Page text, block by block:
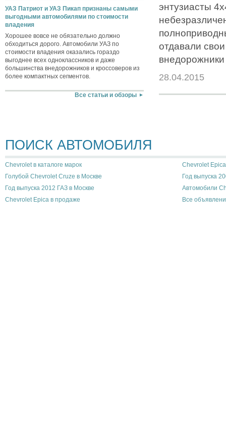
УАЗ Патриот и УАЗ Пикап признаны самыми
выгодными автомобилями по стоимости
владения
Хорошее вовсе не обязательно должно
обходиться дорого. Автомобили УАЗ по
стоимости владения оказались гораздо
выгоднее всех одноклассников и даже
большинства внедорожников и кроссоверов из
более компактных сегментов.
Все статьи и обзоры
энтузиасты
отдавали
28.04.2015
ПОИСК АВТОМОБИЛЯ
Chevrolet в каталоге марок
Chevrolet
Голубой Chevrolet Cruze в Москве
Год выпуска
Год выпуска 2012 ГАЗ в Москве
Автомобили
Chevrolet Epica в продаже
Все